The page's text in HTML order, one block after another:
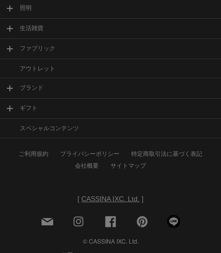
照明
生活雑貨
ファブリック
アウトレット
ブランド
ギフト
スペシャルコンテンツ
ご利用規約 プライバシーポリシー
特定商取引法に基づく表記
会社概要
サイトマップ
[ CASSINA IXC. Ltd. ]
© CASSINA IXC. Ltd.